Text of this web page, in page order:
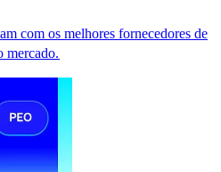
com os melhores fornecedores de
mercado.​​